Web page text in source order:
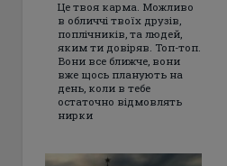
Це твоя карма. Можливо
в обличчі твоїх друзів,
поплічників, та людей,
яким ти довіряв. Топ-топ.
Вони все ближче, вони
вже щось планують на
день, коли в тебе
остаточно відмовлять
нирки